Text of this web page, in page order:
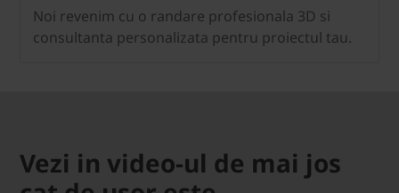
Noi revenim cu o randare profesionala 3D si
consultanta personalizata pentru proiectul tau.
Vezi in video-ul de mai jos